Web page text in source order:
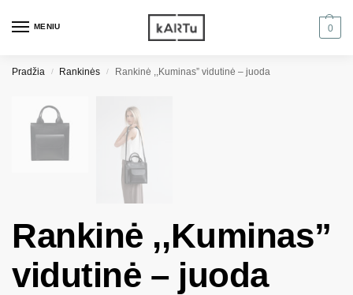
MENIU 0
Pradžia / Rankinės / Rankinė ,,Kuminas” vidutinė – juoda
Rankinė ,,Kuminas”
vidutinė – juoda